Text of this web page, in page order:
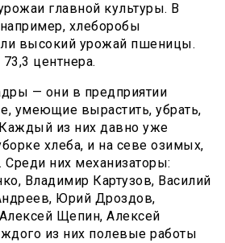
главной культуры. В
хлеборобы
высокий урожай пшеницы.
центнера.
— они в предприятии
умеющие вырастить, убрать,
из них давно уже
хлеба, и на севе озимых,
Среди них механизаторы:
Владимир Картузов, Василий
Юрий Дроздов,
Щепин, Алексей
из них полевые работы